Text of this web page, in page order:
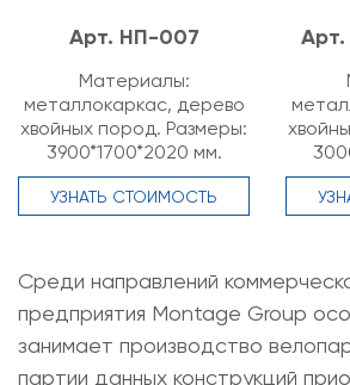
Арт. НП-007
Материалы:
металлокаркас, дерево
хвойных пород. Размеры:
3900*1700*2020 мм.
УЗНАТЬ СТОИМОСТЬ
Среди направлений
предприятия Montage Group
занимает производство
партии данных конструкций